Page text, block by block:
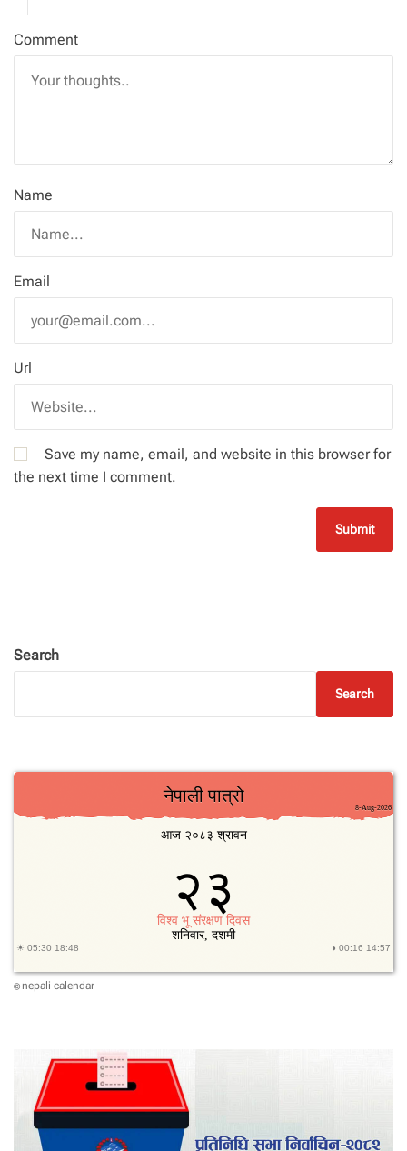
Comment
Name
Email
Url
Save my name, email, and website in this browser for
the next time I comment.
Search
Search
© nepali calendar